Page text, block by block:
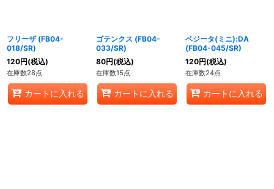
フリーザ (FB04-
018/SR)
120円(税込)
在庫数28点
カートに入れる
ゴテンクス (FB04-
033/SR)
80円(税込)
在庫数15点
カートに入れる
ベジータ(ミニ):DA
(FB04-045/SR)
120円(税込)
在庫数24点
カートに入れる